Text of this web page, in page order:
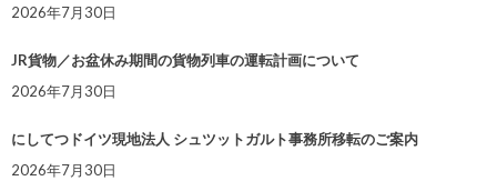
2026年7月30日
JR貨物／お盆休み期間の貨物列車の運転計画について
2026年7月30日
にしてつドイツ現地法人 シュツットガルト事務所移転のご案内
2026年7月30日